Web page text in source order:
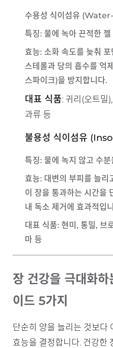
수용성 식이섬유
특징: 물에 녹아 끈적한
효능: 소화 속도를 늦춰
스테롤과 당의 흡수를 억
스파이크)을 방지합니다.
대표 식품: 귀리(오트밀
과류 등
불용성 식이섬유
특징: 물에 녹지 않고 수
효능: 대변의 부피를 늘리
이 장을 통과하는 시간을
내 독소 제거에 효과적입
대표 식품: 현미, 통밀, 브
마 등
장 건강을 극대화
이드 5가지
단순히 양을 늘리는 것보다
효능을 결정합니다. 건강한